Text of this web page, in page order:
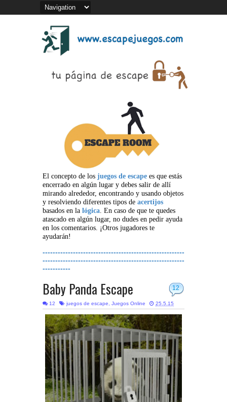
El concepto de los juegos de escape es que estás
encerrado en algún lugar y debes salir de allí
mirando alrededor, encontrando y usando objetos
y resolviendo diferentes tipos de acertijos
basados en la lógica. En caso de que te quedes
atascado en algún lugar, no dudes en pedir ayuda
en los comentarios. ¡Otros jugadores te
ayudarán!
--------------------------------------------------------
--------------------------------------------------------
-----------
12
Baby Panda Escape
12 juegos de escape, Juegos Online 25.5.15